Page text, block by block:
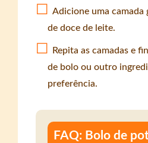
Adicione uma camada
de doce de leite.
Repita as camadas e
de bolo ou outro
preferência.
FAQ: Bolo de